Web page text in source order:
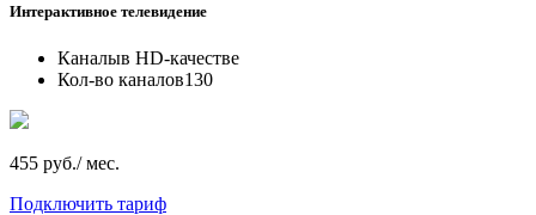
Интерактивное телевидение
Каналыв HD-качестве
Кол-во каналов130
455 руб./ мес.
Подключить тариф